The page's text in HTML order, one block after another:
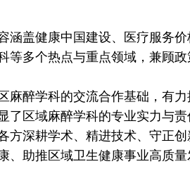
盖健康中国建设、医疗服务价
等多个热点与重点领域，兼顾
醉学科的交流合作基础，有力
了区域麻醉学科的专业实力与
方深耕学术、精进技术、守正
助推区域卫生健康事业高质量